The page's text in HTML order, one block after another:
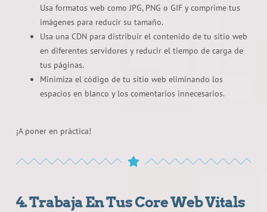
Usa formatos web como JPG, PNG o GIF y comprime tus
imágenes para reducir su tamaño.
Usa una CDN para distribuir el contenido de tu sitio web
en diferentes servidores y reducir el tiempo de carga de
tus páginas.
Minimiza el código de tu sitio web eliminando los
espacios en blanco y los comentarios innecesarios.
¡A poner en práctica!
4. Trabaja En Tus Core Web Vitals